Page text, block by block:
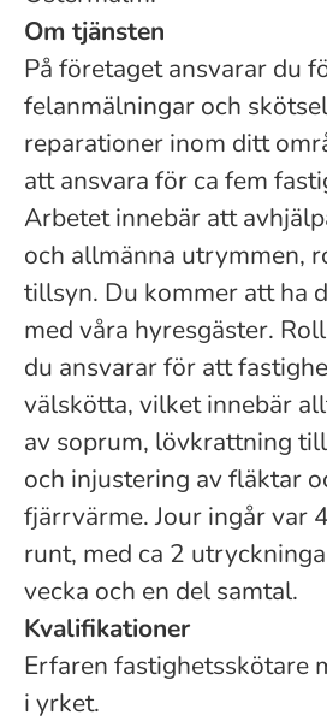
Om tjänsten
På företaget ansvarar du
felanmälningar och
reparationer inom ditt
att ansvara för ca fem
Arbetet innebär att
och allmänna utrymmen,
tillsyn. Du kommer att ha
med våra hyresgäster.
du ansvarar för att
välskötta, vilket innebär
av soprum, lövkrattning
och injustering av fläktar
fjärrvärme. Jour ingår var
runt, med ca 2
vecka och en del samtal.
Kvalifikationer
Erfaren fastighetsskötare
i yrket.